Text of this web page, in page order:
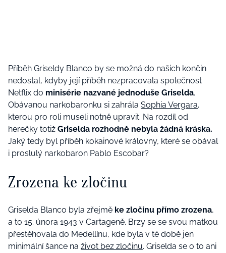
Příběh Griseldy Blanco by se možná do našich končin
nedostal, kdyby její příběh nezpracovala společnost
Netflix do minisérie nazvané jednoduše Griselda.
Obávanou narkobaronku si zahrála Sophia Vergara,
kterou pro roli museli notně upravit. Na rozdíl od
herečky totiž Griselda rozhodně nebyla žádná kráska.
Jaký tedy byl příběh kokainové královny, které se obával
i proslulý narkobaron Pablo Escobar?
Zrozena ke zločinu
Griselda Blanco byla zřejmě ke zločinu přímo zrozena,
a to 15. února 1943 v Cartageně. Brzy se se svou matkou
přestěhovala do Medellínu, kde byla v té době jen
minimální šance na život bez zločinu. Griselda se o to ani